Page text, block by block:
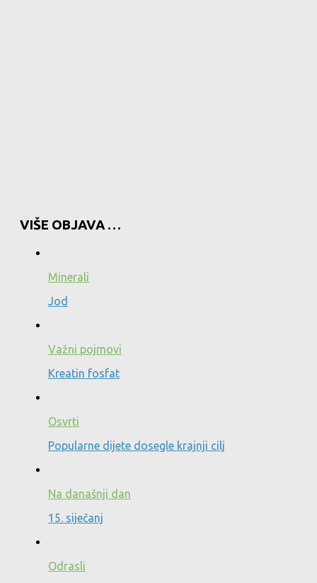
VIŠE OBJAVA …
Minerali
Jod
Važni pojmovi
Kreatin fosfat
Osvrti
Popularne dijete dosegle krajnji cilj
Na današnji dan
15. siječanj
Odrasli